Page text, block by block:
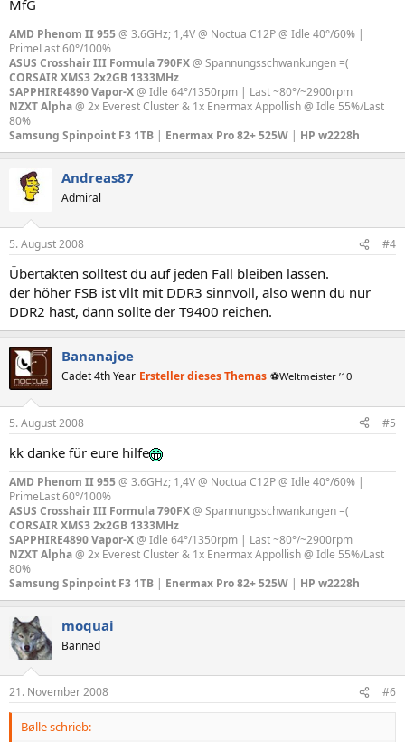
MfG
AMD Phenom II 955@ 3.6GHz; 1,4V @ Noctua C12P @ Idle 40°/60% |
PrimeLast 60°/100%
ASUS Crosshair III Formula 790FX@ Spannungsschwankungen =(
CORSAIR XMS3 2x2GB 1333MHz
SAPPHIRE4890 Vapor-X@ Idle 64°/1350rpm | Last ~80°/~2900rpm
NZXT Alpha@ 2x Everest Cluster & 1x Enermax Appollish @ Idle 55%/Last
80%
Samsung Spinpoint F3 1TB | Enermax Pro 82+ 525W | HP w2228h
Andreas87
Admiral
5. August 2008 #4
Übertakten solltest du auf jeden Fall bleiben lassen.
der höher FSB ist vllt mit DDR3 sinnvoll, also wenn du nur
DDR2 hast, dann sollte der T9400 reichen.
Bananajoe
Cadet 4th Year Ersteller dieses Themas ⚽Weltmeister ’10
5. August 2008 #5
kk danke für eure hilfe
AMD Phenom II 955@ 3.6GHz; 1,4V @ Noctua C12P @ Idle 40°/60% |
PrimeLast 60°/100%
ASUS Crosshair III Formula 790FX@ Spannungsschwankungen =(
CORSAIR XMS3 2x2GB 1333MHz
SAPPHIRE4890 Vapor-X@ Idle 64°/1350rpm | Last ~80°/~2900rpm
NZXT Alpha@ 2x Everest Cluster & 1x Enermax Appollish @ Idle 55%/Last
80%
Samsung Spinpoint F3 1TB | Enermax Pro 82+ 525W | HP w2228h
moquai
Banned
21. November 2008 #6
Bølle schrieb: